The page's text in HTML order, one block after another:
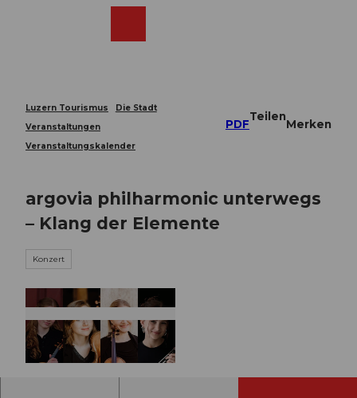
Luzern Tourismus
Die Stadt
Veranstaltungen
Veranstaltungskalender
PDF
Teilen
Merken
argovia philharmonic unterwegs
– Klang der Elemente
Konzert